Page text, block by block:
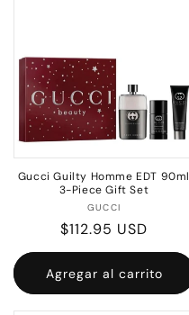
Gucci Guilty Homme EDT 90ml
3-Piece Gift Set
Proveedor:
GUCCI
Precio
habitual
$112.95 USD
Agregar al carrito